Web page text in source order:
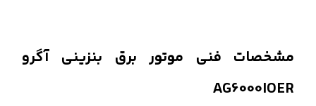
مشخصات فنی موتور برق بنزینی آگرو
AG6000IOER